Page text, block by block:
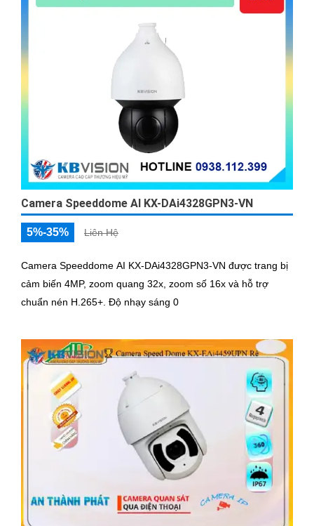
Camera Speeddome AI KX-DAi4328GPN3-VN
5%-35% Liên Hệ
Camera Speeddome AI KX-DAi4328GPN3-VN được trang bị
cảm biến 4MP, zoom quang 32x, zoom số 16x và hỗ trợ
chuẩn nén H.265+. Độ nhạy sáng 0